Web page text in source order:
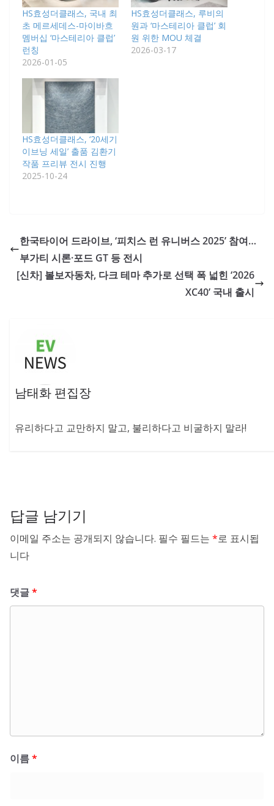
HS효성더클래스, 국내 최
초 메르세데스-마이바흐
멤버십 ‘마스테리아 클럽’
런칭
2026-01-05
HS효성더클래스, 루비의
원과 ‘마스테리아 클럽’ 회
원 위한 MOU 체결
2026-03-17
HS효성더클래스, ‘20세기
이브닝 세일’ 출품 김환기
작품 프리뷰 전시 진행
2025-10-24
한국타이어 드라이브, ‘피치스 런 유니버스 2025’ 참여…
부가티 시론·포드 GT 등 전시
[신차] 볼보자동차, 다크 테마 추가로 선택 폭 넓힌 ‘2026
XC40’ 국내 출시
남태화 편집장
유리하다고 교만하지 말고, 불리하다고 비굴하지 말라!
답글 남기기
이메일 주소는 공개되지 않습니다. 필수 필드는 *로 표시됩
니다
댓글*
이름*